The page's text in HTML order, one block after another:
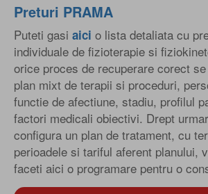
Preturi PRAMA
Puteti gasi aici o lista detaliata cu
individuale de fizioterapie si
orice proces de recuperare corect
plan mixt de terapii si proceduri,
functie de afectiune, stadiu, profilul
factori medicali obiectivi. Drept
configura un plan de tratament, cu
perioadele si tariful aferent planului,
faceti aici o programare pentru o